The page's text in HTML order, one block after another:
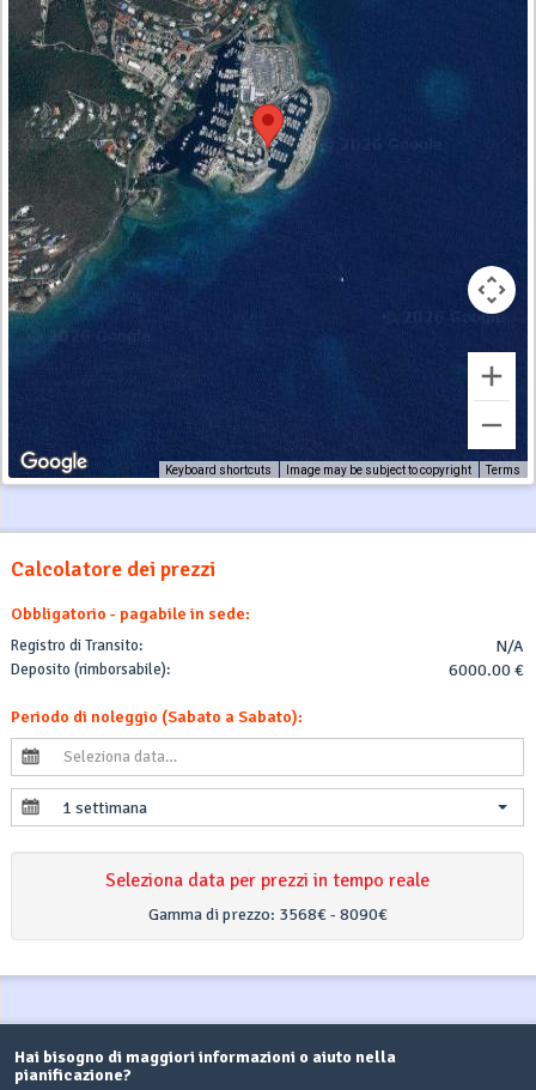
Keyboard shortcuts Image may be subject to copyright Terms
Calcolatore dei prezzi
Obbligatorio - pagabile in sede:
Registro di Transito: N/A
Deposito (rimborsabile): 6000.00 €
Periodo di noleggio (Sabato a Sabato):
1 settimana
Seleziona data per prezzi in tempo reale
Gamma di prezzo: 3568€ - 8090€
Hai bisogno di maggiori informazioni o aiuto nella
pianificazione?